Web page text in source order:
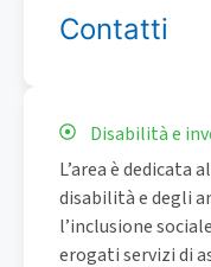
Contatti
Disabilità e
L’area è dedicata
disabilità e degli
l’inclusione
erogati servizi di